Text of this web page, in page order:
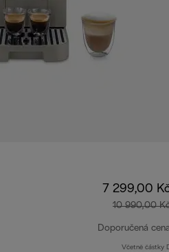
7 299,00
10 990,00
Doporučená
Včetně částky